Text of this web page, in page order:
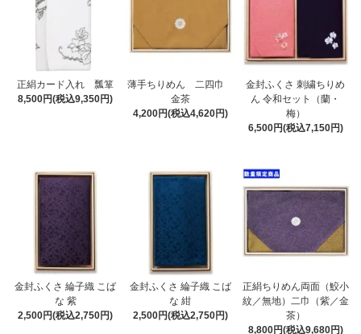
正絹カード入れ 瓢箪
8,500円(税込9,350円)
薄手ちりめん 二四巾
金茶
4,200円(税込4,620円)
金封ふくさ 刺繍ちりめ
ん 令和セット（蘭・
梅）
6,500円(税込7,150円)
金封ふくさ 綸子織 こば
な 紫
2,500円(税込2,750円)
金封ふくさ 綸子織 こば
な 紺
2,500円(税込2,750円)
正絹ちりめん両面（鮫小
紋／無地）二巾（紫／金
茶）
8,800円(税込9,680円)